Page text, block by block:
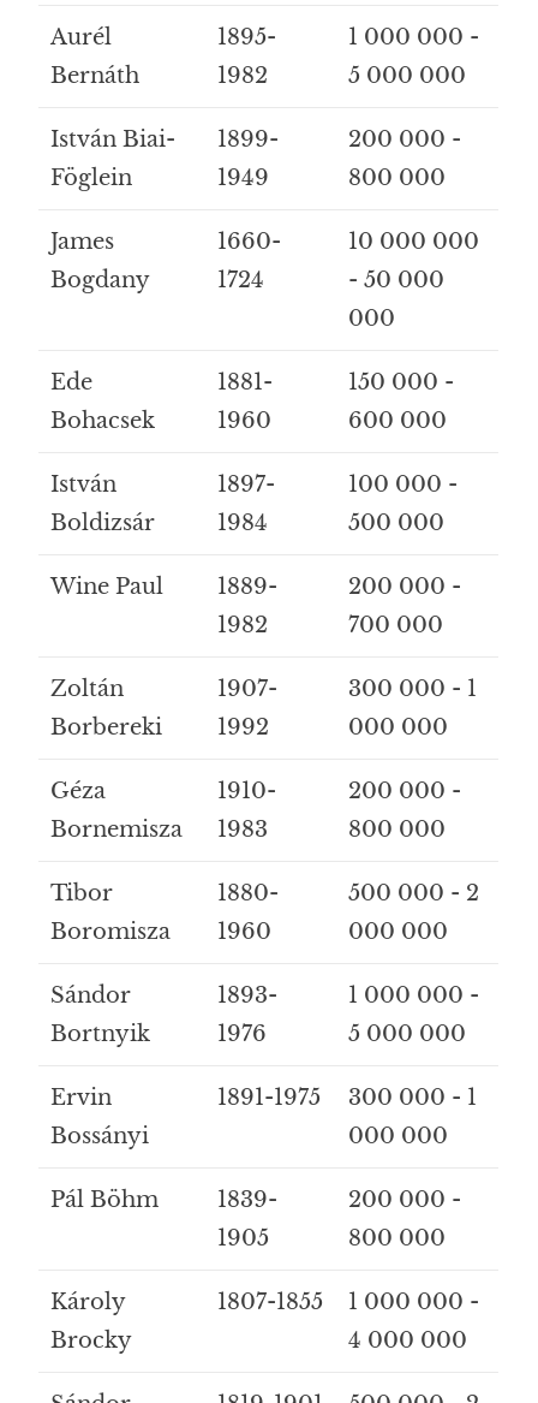
Aurél
Bernáth
1895-
1982
1 000 000 -
5 000 000
István Biai-
Föglein
1899-
1949
200 000 -
800 000
James
Bogdany
1660-
1724
10 000 000
- 50 000
000
Ede
Bohacsek
1881-
1960
150 000 -
600 000
István
Boldizsár
1897-
1984
100 000 -
500 000
Wine Paul
1889-
1982
200 000 -
700 000
Zoltán
Borbereki
1907-
1992
300 000 - 1
000 000
Géza
Bornemisza
1910-
1983
200 000 -
800 000
Tibor
Boromisza
1880-
1960
500 000 - 2
000 000
Sándor
Bortnyik
1893-
1976
1 000 000 -
5 000 000
Ervin
Bossányi
1891-1975
300 000 - 1
000 000
Pál Böhm
1839-
1905
200 000 -
800 000
Károly
Brocky
1807-1855
1 000 000 -
4 000 000